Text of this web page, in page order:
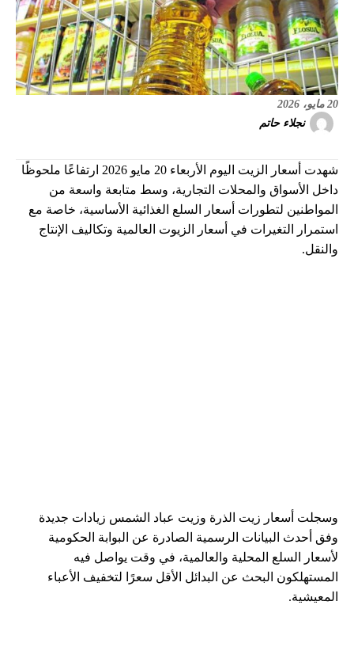
20 مايو، 2026
نجلاء حاتم
شهدت أسعار الزيت اليوم الأربعاء 20 مايو 2026 ارتفاعًا ملحوظًا
داخل الأسواق والمحلات التجارية، وسط متابعة واسعة من
المواطنين لتطورات أسعار السلع الغذائية الأساسية، خاصة مع
استمرار التغيرات في أسعار الزيوت العالمية وتكاليف الإنتاج
والنقل.
وسجلت أسعار زيت الذرة وزيت عباد الشمس زيادات جديدة
وفق أحدث البيانات الرسمية الصادرة عن البوابة الحكومية
لأسعار السلع المحلية والعالمية، في وقت يواصل فيه
المستهلكون البحث عن البدائل الأقل سعرًا لتخفيف الأعباء
المعيشية.